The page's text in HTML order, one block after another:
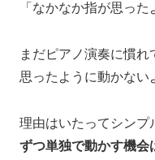
「なかなか指が思っ
まだピアノ演奏に慣れ
思ったように動かない
理由はいたってシンプ
ずつ単独で動かす機会